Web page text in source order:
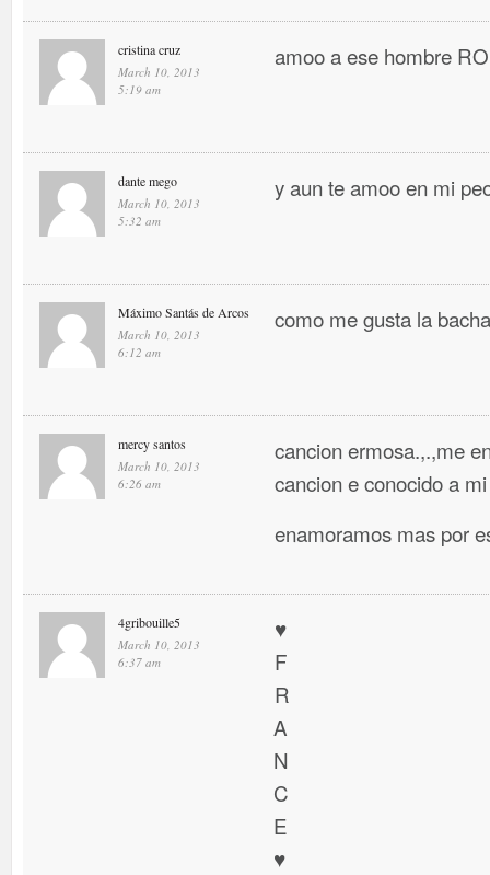
cristina cruz
March 10, 2013
5:19 am
amoo a ese hombre
dante mego
March 10, 2013
5:32 am
y aun te amoo en mi
Máximo Santás de Arcos
March 10, 2013
6:12 am
como me gusta la
mercy santos
March 10, 2013
6:26 am
cancion ermosa.,.,me
cancion e conocido a
enamoramos mas por
4gribouille5
March 10, 2013
6:37 am
♥
F
R
A
N
C
E
♥